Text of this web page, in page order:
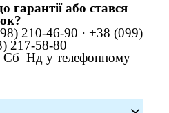
або стався
210-46-90 · +38 (099)
217-58-80
у телефонному